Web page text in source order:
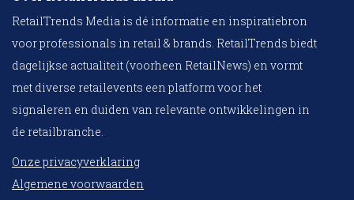
RetailTrends Media is dé informatie en inspiratiebron
voor professionals in retail & brands. RetailTrends biedt
dagelijkse actualiteit (voorheen RetailNews) en vormt
met diverse retailevents een platform voor het
signaleren en duiden van relevante ontwikkelingen in
de retailbranche.
Onze privacyverklaring
Algemene voorwaarden